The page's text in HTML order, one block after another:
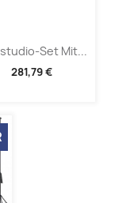
Set Mit...
281,79 €